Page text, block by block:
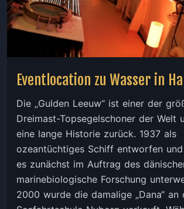
Eventlocation zu Wasser in
Die „Gulden Leeuw“ ist einer der
Dreimast-­Topsegelschoner der Welt
eine lange Historie zurück. 1937 als
ozeantüchtiges Schiff entworfen
es zunächst im Auftrag des
marinebiologische Forschung
2000 wurde die damalige „Dana“ an